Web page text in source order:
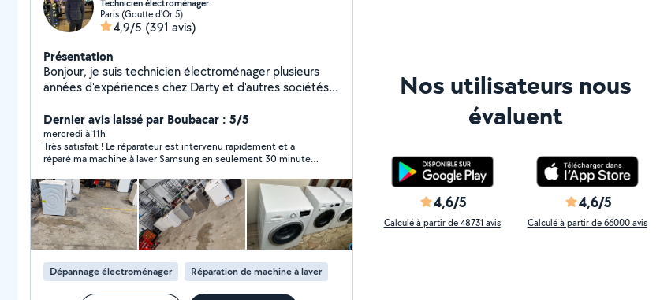
Technicien électroménager
Paris (Goutte d'Or 5)
4,9/5 (391 avis)
Présentation
Bonjour, je suis technicien électroménager plusieurs
années d'expériences chez Darty et d'autres sociétés.
directement
Dernier avis laissé par Boubacar : 5/5
mercredi à 11h
Très satisfait ! Le réparateur est intervenu rapidement et a
réparé ma machine à laver Samsung en seulement 30 minutes.
recommande sans hésitation. Merci encore pour votre
excellent travail !
Dépannage électroménager Réparation de machine à laver
Nos utilisateurs nous
évaluent
4,6/5
Calculé à partir de 48731 avis
4,6/5
Calculé à partir de 66000 avis